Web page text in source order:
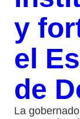
y
el
de
La